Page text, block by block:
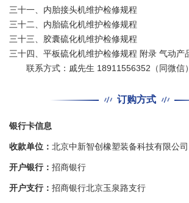
三十一、内胎接头机维护检修规程
三十二、内胎硫化机维护检修规程
三十三、胶囊硫化机维护检修规程
三十四、平板硫化机维护检修规程 附录 气动产
联系方式：戚先生 18911556352（同微信）
订购方式
银行卡信息
收款单位： 北京中新智创橡塑装备科技有限公司
开户银行： 招商银行
开户支行： 招商银行北京玉泉路支行